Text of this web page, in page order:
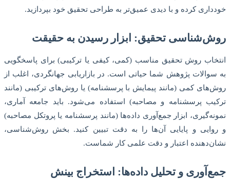
خودداری کرده و با دیدی عمیق‌تر به طراحی تحقیق خود بپردازید.
روش‌شناسی تحقیق: ابزار رسیدن به حقیقت
انتخاب روش تحقیق مناسب (کمی، کیفی یا ترکیبی) برای پاسخگویی
به سوالات پژوهش شما حیاتی است. در بازاریابی جهانگردی، اغلب از
روش‌های کمی (مانند پیمایش با پرسشنامه) یا روش‌های ترکیبی (مانند
ترکیب پرسشنامه و مصاحبه) استفاده می‌شود. باید جامعه آماری،
نمونه‌گیری، ابزار جمع‌آوری داده‌ها (مانند پرسشنامه یا پروتکل مصاحبه)
و روایی و پایایی آن‌ها را به دقت تبیین کنید. بخش روش‌شناسی،
نشان‌دهنده اعتبار و دقت علمی کار شماست.
جمع‌آوری و تحلیل داده‌ها: استخراج بینش